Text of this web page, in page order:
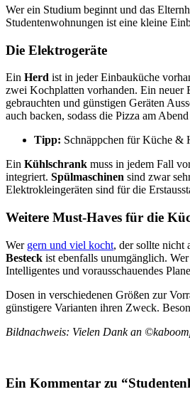
Wer ein Studium beginnt und das
Studentenwohnungen ist eine kleine
Die Elektrogeräte
Ein Herd ist in jeder Einbauküche
zwei Kochplatten vorhanden. Ein neuer
gebrauchten und günstigen Geräten
auch backen, sodass die Pizza am
Tipp: Schnäppchen für Küche &
Ein Kühlschrank muss in jedem Fall
integriert. Spülmaschinen sind zwar
Elektrokleingeräten sind für die
Weitere Must-Haves für die
Wer gern und viel kocht, der sollte nicht
Besteck ist ebenfalls unumgänglich.
Intelligentes und vorausschauendes
Dosen in verschiedenen Größen zur
günstigere Varianten ihren Zweck.
Bildnachweis: Vielen Dank an
Ein Kommentar zu